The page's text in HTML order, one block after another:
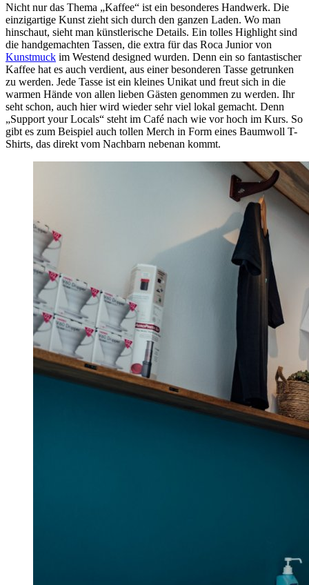
Nicht nur das Thema „Kaffee“ ist ein besonderes Handwerk. Die
einzigartige Kunst zieht sich durch den ganzen Laden. Wo man
hinschaut, sieht man künstlerische Details. Ein tolles Highlight sind
die handgemachten Tassen, die extra für das Roca Junior von
Kunstmuck im Westend designed wurden. Denn ein so fantastischer
Kaffee hat es auch verdient, aus einer besonderen Tasse getrunken
zu werden. Jede Tasse ist ein kleines Unikat und freut sich in die
warmen Hände von allen lieben Gästen genommen zu werden. Ihr
seht schon, auch hier wird wieder sehr viel lokal gemacht. Denn
„Support your Locals“ steht im Café nach wie vor hoch im Kurs. So
gibt es zum Beispiel auch tollen Merch in Form eines Baumwoll T-
Shirts, das direkt vom Nachbarn nebenan kommt.